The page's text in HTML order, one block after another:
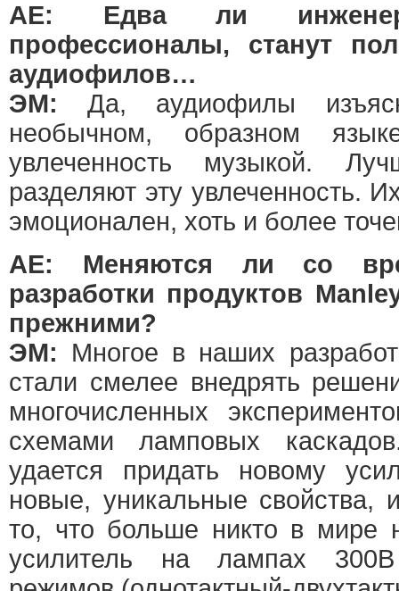
АЕ: Едва ли
профессионалы, станут
аудиофилов…
ЭМ: Да, аудиофилы
необычном, образном
увлеченность музыкой.
разделяют эту увлеченность.
эмоционален, хоть и более
АЕ: Меняются ли со
разработки продуктов
прежними?
ЭМ: Многое в наших
стали смелее внедрять
многочисленных
схемами ламповых
удается придать новому
новые, уникальные свойства,
то, что больше никто в мире
усилитель на лампах